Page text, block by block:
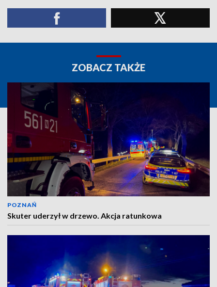
ZOBACZ TAKŻE
POZNAŃ
Skuter uderzył w drzewo. Akcja ratunkowa